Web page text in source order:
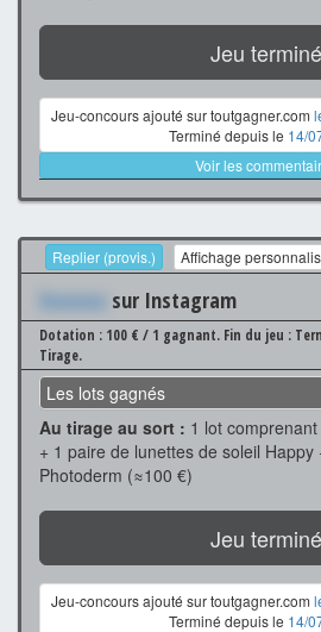
Jeu terminé
Jeu-concours ajouté sur toutgagner.com
Terminé depuis le 14/
Voir les
Replier (provis.) Affichage
Xxxxxxx sur Instagram
Dotation : 100 € / 1 gagnant. Fin du jeu :
Tirage.
Les lots gagnés
Au tirage au sort : 1 lot
+ 1 paire de lunettes de soleil
Photoderm (≈100 €)
Jeu terminé
Jeu-concours ajouté sur toutgagner.com
Terminé depuis le 14/